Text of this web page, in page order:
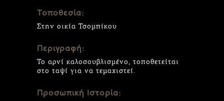
Τοποθεσία:
Στην οικία Τσομπίκου
Περιγραφή:
Το αρνί καλοσουβλισμένο, τοποθετείται
στο ταψί για να τεμαχιστεί.
Προσωπική Ιστορία: